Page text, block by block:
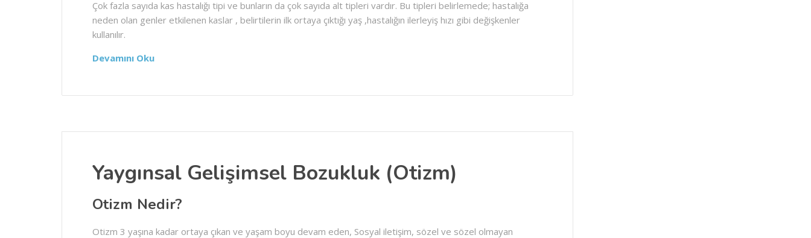
Çok fazla sayıda kas hastalığı tipi ve bunların da çok sayıda alt tipleri vardır. Bu tipleri belirlemede; hastalığa
neden olan genler etkilenen kaslar , belirtilerin ilk ortaya çıktığı yaş ,hastalığın ilerleyiş hızı gibi değişkenler
kullanılır.
Devamını Oku
Yaygınsal Gelişimsel Bozukluk (Otizm)
Otizm Nedir?
Otizm 3 yaşına kadar ortaya çıkan ve yaşam boyu devam eden, Sosyal iletişim, sözel ve sözel olmayan